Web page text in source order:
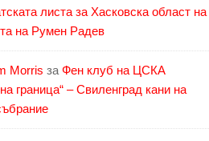
листа за Хасковска област на
на Румен Радев
Morris за Фен клуб на ЦСКА
граница“ – Свиленград кани на